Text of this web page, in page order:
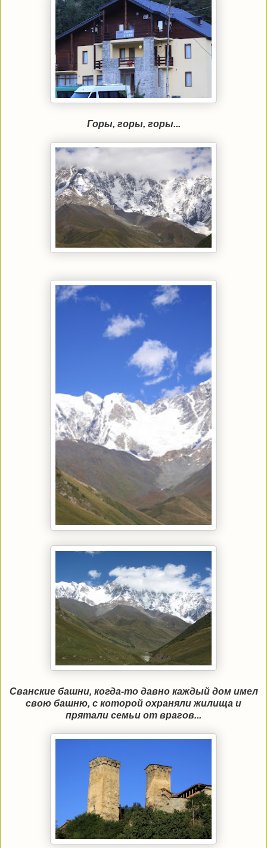
Горы, горы, горы...
Сванские башни, когда-то давно каждый дом имел
свою башню, с которой охраняли жилища и
прятали семьи от врагов...